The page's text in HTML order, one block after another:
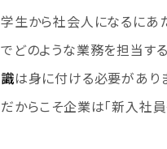
学生から社会人になるにあ
でどのような業務を担当す
識は身に付ける必要があり
だからこそ企業は「新入社